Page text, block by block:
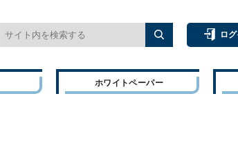
ロ
ホワイトペーパー